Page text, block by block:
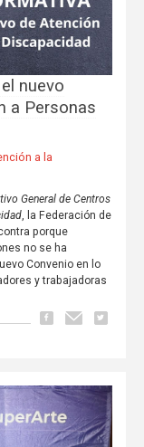
nuevo
a Personas
a la
General de Centros
, la Federación de
porque
no se ha
Convenio en lo
y trabajadoras